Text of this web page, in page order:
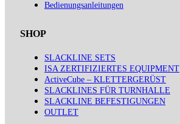
Bedienungsanleitungen
SHOP
SLACKLINE SETS
ISA ZERTIFIZIERTES EQUIPMENT
ActiveCube – KLETTERGERÜST
SLACKLINES FÜR TURNHALLE
SLACKLINE BEFESTIGUNGEN
OUTLET